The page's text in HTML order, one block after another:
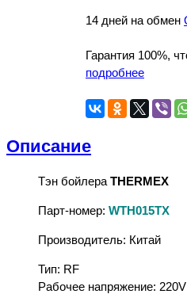
14 дней на обмен
Гарантия 100%,
подробнее
Описание
Тэн бойлера THERMEX
Парт-номер: WTH015TX
Производитель: Китай
Тип: RF
Рабочее напряжение: 220V